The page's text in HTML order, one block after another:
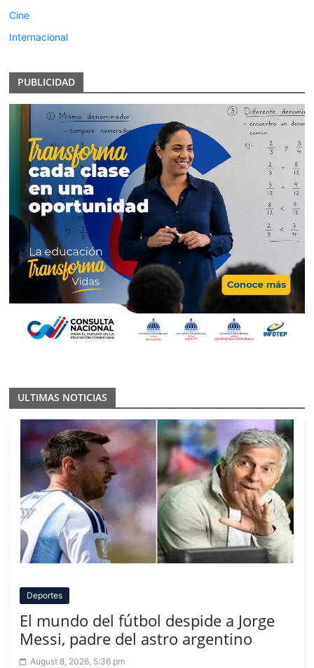
Cine
Internacional
PUBLICIDAD
ULTIMAS NOTICIAS
Deportes
El mundo del fútbol despide a Jorge
Messi, padre del astro argentino
August 8, 2026, 5:36 pm